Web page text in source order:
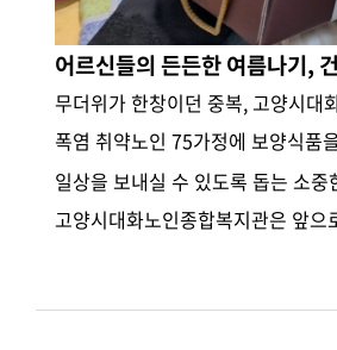
어르신들의 든든한 여름나기,
무더위가 한창이던 중복, 고양시대
폭염 취약노인 75가정에 보양식품
일상을 보내실 수 있도록 돕는 소
고양시대화노인종합복지관은 앞